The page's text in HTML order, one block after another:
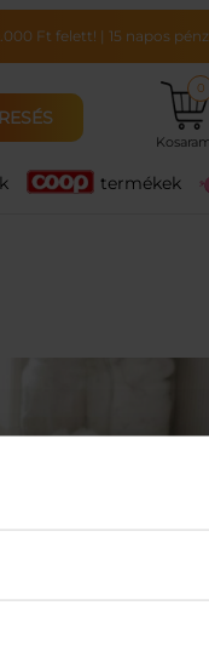
Ft felett! | 15 napos
0
termékek